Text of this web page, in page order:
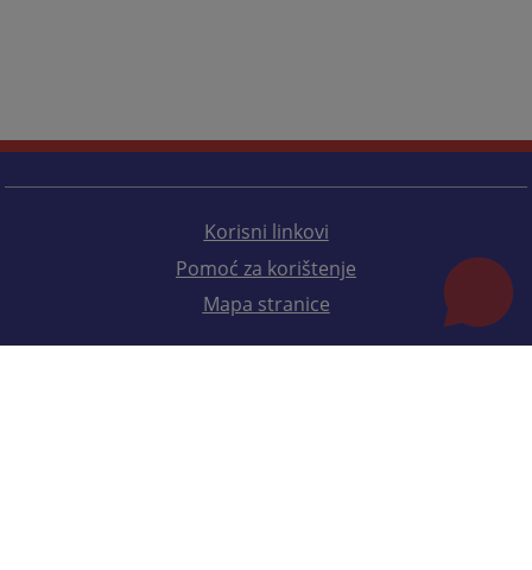
Korisni linkovi
Pomoć za korištenje
Mapa stranice